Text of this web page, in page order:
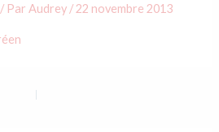
/ ParAudrey / 22 novembre 2013